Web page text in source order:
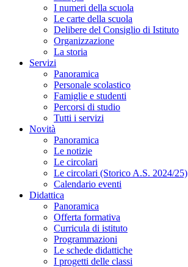
I numeri della scuola
Le carte della scuola
Delibere del Consiglio di Istituto
Organizzazione
La storia
Servizi
Panoramica
Personale scolastico
Famiglie e studenti
Percorsi di studio
Tutti i servizi
Novità
Panoramica
Le notizie
Le circolari
Le circolari (Storico A.S. 2024/25)
Calendario eventi
Didattica
Panoramica
Offerta formativa
Curricula di istituto
Programmazioni
Le schede didattiche
I progetti delle classi